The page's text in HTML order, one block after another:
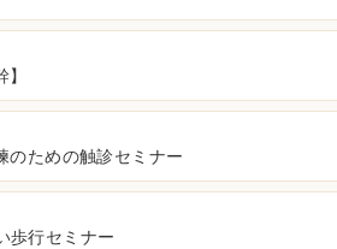
のための触診セミナー
歩行セミナー